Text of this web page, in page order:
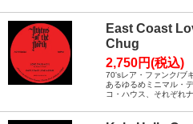
East Coast
Chug
2,750円(税込)
70'sレア・ファンク/ブ
あるゆるめミニマル・
コ・ハウス、それぞれ